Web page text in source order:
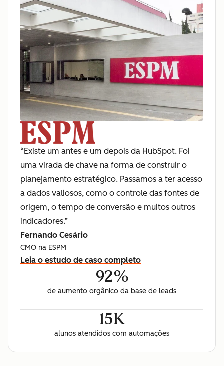
“Existe um antes e um depois da HubSpot. Foi
uma virada de chave na forma de construir o
planejamento estratégico. Passamos a ter acesso
a dados valiosos, como o controle das fontes de
origem, o tempo de conversão e muitos outros
indicadores.”
Fernando Cesário
CMO na ESPM
Leia o estudo de caso completo
92%
de aumento orgânico da base de leads
15K
alunos atendidos com automações